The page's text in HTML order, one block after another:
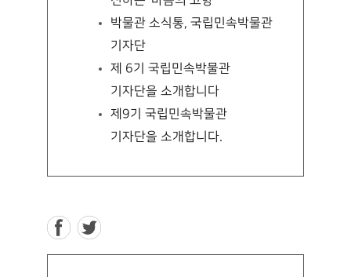
박물관 소식통, 국립민속박물관
기자단
제 6기 국립민속박물관
기자단을 소개합니다
제9기 국립민속박물관
기자단을 소개합니다.